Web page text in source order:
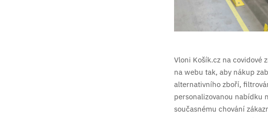
Vloni Košík.cz na covidové
na webu tak, aby nákup
alternativního zboří,
personalizovanou nabídku
současnému chování